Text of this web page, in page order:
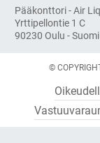
Pääkonttori - Air
Yrttipellontie 1 C
90230 Oulu - Suomi
©